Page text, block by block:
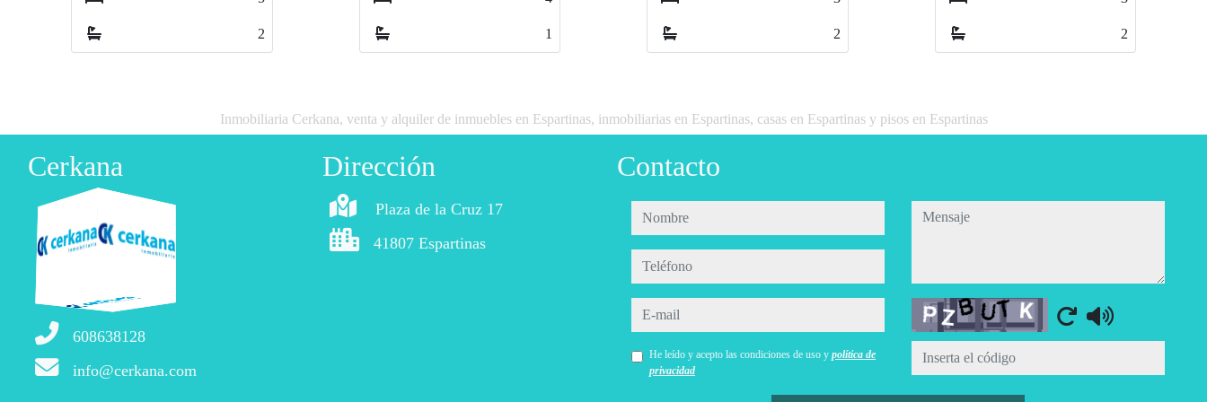
Inmobiliaria Cerkana, venta y alquiler de inmuebles en Espartinas, inmobiliarias en Espartinas, casas en Espartinas y pisos en Espartinas
Cerkana
608638128
info@cerkana.com
Dirección
Plaza de la Cruz 17
41807 Espartinas
Contacto
nombre
teléfono
e-mail
He leído y acepto las condiciones de uso y política de
privacidad
mensaje
Captcha